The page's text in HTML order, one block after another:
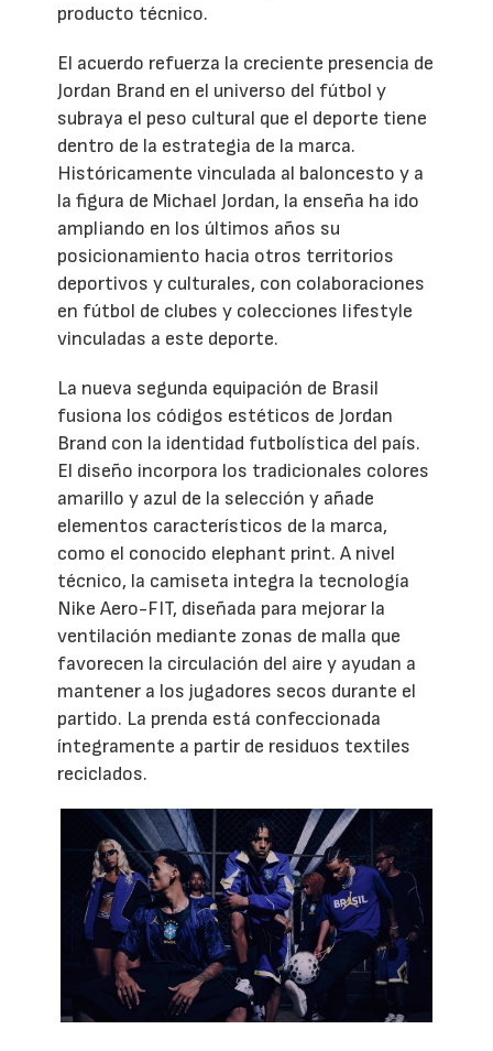
producto técnico.
El acuerdo refuerza la creciente presencia de
Jordan Brand en el universo del fútbol y
subraya el peso cultural que el deporte tiene
dentro de la estrategia de la marca.
Históricamente vinculada al baloncesto y a
la figura de Michael Jordan, la enseña ha ido
ampliando en los últimos años su
posicionamiento hacia otros territorios
deportivos y culturales, con colaboraciones
en fútbol de clubes y colecciones lifestyle
vinculadas a este deporte.
La nueva segunda equipación de Brasil
fusiona los códigos estéticos de Jordan
Brand con la identidad futbolística del país.
El diseño incorpora los tradicionales colores
amarillo y azul de la selección y añade
elementos característicos de la marca,
como el conocido elephant print. A nivel
técnico, la camiseta integra la tecnología
Nike Aero-FIT, diseñada para mejorar la
ventilación mediante zonas de malla que
favorecen la circulación del aire y ayudan a
mantener a los jugadores secos durante el
partido. La prenda está confeccionada
íntegramente a partir de residuos textiles
reciclados.